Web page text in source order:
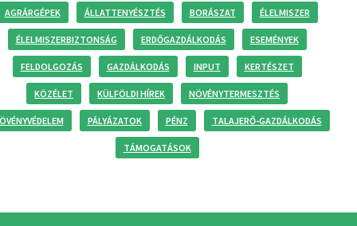
AGRÁRGÉPEK ÁLLATTENYÉSZTÉS BORÁSZAT ÉLELMISZER
ÉLELMISZERBIZTONSÁG ERDŐGAZDÁLKODÁS ESEMÉNYEK
FELDOLGOZÁS GAZDÁLKODÁS INPUT KERTÉSZET
KÖZÉLET KÜLFÖLDI HÍREK NÖVÉNYTERMESZTÉS
PÁLYÁZATOK PÉNZ TALAJERŐ-GAZDÁLKODÁS
TÁMOGATÁSOK